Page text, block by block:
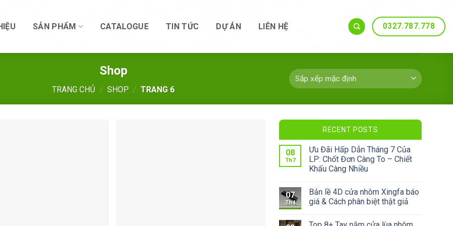
SẢN PHẨM CATALOGUE TIN TỨC DỰ ÁN LIÊN HỆ 0327.787.778
Shop
TRANG CHỦ / SHOP / TRANG 6
RECENT POSTS
08
Th7
Ưu Đãi Hấp Dẫn Tháng 7 Của
LP: Chốt Đơn Càng To – Chiết
Khấu Càng Nhiều
07
Th4
Bản lề 4D cửa nhôm Xingfa báo
giá & Cách phân biệt thật giả